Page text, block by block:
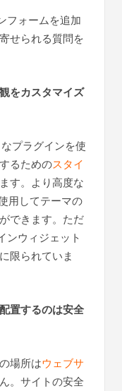
フォームを追加
せられる質問を
をカスタマイズ
プラグインを使
るためのスタイ
す。より高度な
用してテーマの
できます。ただ
ンウィジェット
限られていま
置するのは安全
場所はウェブサ
。サイトの安全